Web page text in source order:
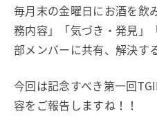
毎月末の金曜日にお酒を飲
務内容」「気づき・発見」
部メンバーに共有、解決す
今回は記念すべき第一回
容をご報告しますね！！